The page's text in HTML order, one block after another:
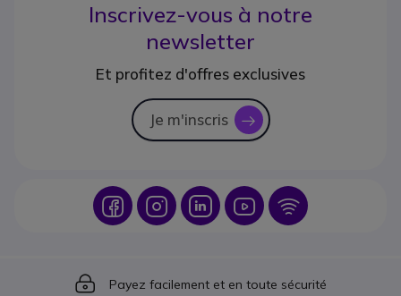
Inscrivez-vous à notre
newsletter
Et profitez d'offres exclusives
Je m'inscris icon
Icon IconIcon Icon Icon
Icon
Payez facilement et en toute sécurité